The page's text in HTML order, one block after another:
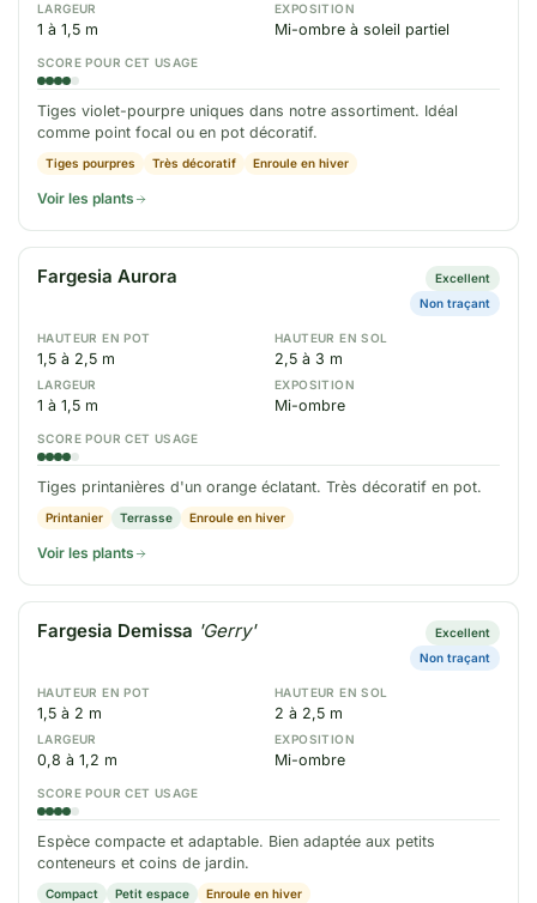
LARGEUR
1 à 1,5 m
EXPOSITION
Mi-ombre à soleil partiel
SCORE POUR CET USAGE
Tiges violet-pourpre uniques dans notre assortiment. Idéal
comme point focal ou en pot décoratif.
Tiges pourpres Très décoratif Enroule en hiver
Voir les plants
Fargesia Aurora
Excellent
Non traçant
HAUTEUR EN POT
1,5 à 2,5 m
HAUTEUR EN SOL
2,5 à 3 m
LARGEUR
1 à 1,5 m
EXPOSITION
Mi-ombre
SCORE POUR CET USAGE
Tiges printanières d'un orange éclatant. Très décoratif en pot.
Printanier Terrasse Enroule en hiver
Voir les plants
Fargesia Demissa 'Gerry'
Excellent
Non traçant
HAUTEUR EN POT
1,5 à 2 m
HAUTEUR EN SOL
2 à 2,5 m
LARGEUR
0,8 à 1,2 m
EXPOSITION
Mi-ombre
SCORE POUR CET USAGE
Espèce compacte et adaptable. Bien adaptée aux petits
conteneurs et coins de jardin.
Compact Petit espace Enroule en hiver